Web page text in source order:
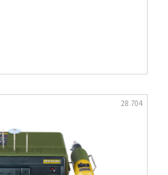
28.704